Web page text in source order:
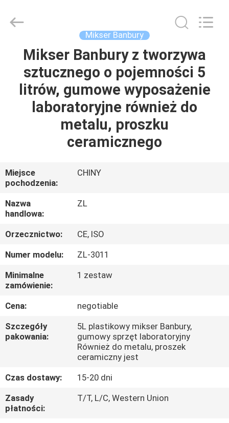
DOM
PRODUKTY
NAS
WYCIECZKA
PO
FABRYCE
KONTROLA
JAKOŚCI
SKONTAKTUJ
SIĘ
NAMI
AKTUALNOŚCI
Technology
Mikser Banbury
Mikser Banbury z tworzywa
sztucznego o pojemności 5
litrów, gumowe wyposażenie
laboratoryjne również do
metalu, proszku
ceramicznego
Miejsce
pochodzenia:
CHINY
Nazwa
handlowa:
ZL
Orzecznictwo:
CE, ISO
Numer modelu:
ZL-3011
Minimalne
zamówienie:
1 zestaw
Cena:
negotiable
Szczegóły
pakowania:
5L plastikowy mikser Banbury,
gumowy sprzęt laboratoryjny
Również do metalu, proszek
ceramiczny jest
Czas dostawy:
15-20 dni
Zasady
płatności:
T/T, L/C, Western Union